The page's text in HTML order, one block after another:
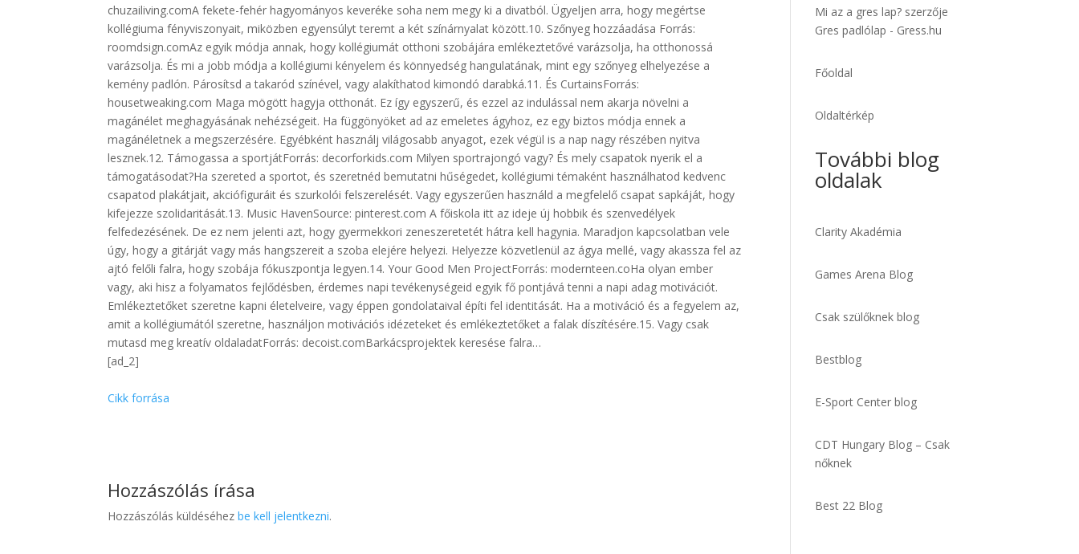
chuzailiving.comA fekete-fehér hagyományos keveréke soha nem megy ki a divatból. Ügyeljen arra, hogy megértse
kollégiuma fényviszonyait, miközben egyensúlyt teremt a két színárnyalat között.10. Szőnyeg hozzáadása Forrás:
roomdsign.comAz egyik módja annak, hogy kollégiumát otthoni szobájára emlékeztetővé varázsolja, ha otthonossá
varázsolja. És mi a jobb módja a kollégiumi kényelem és könnyedség hangulatának, mint egy szőnyeg elhelyezése a
kemény padlón. Párosítsd a takaród színével, vagy alakíthatod kimondó darabká.11. És CurtainsForrás:
housetweaking.com Maga mögött hagyja otthonát. Ez így egyszerű, és ezzel az indulással nem akarja növelni a
magánélet meghagyásának nehézségeit. Ha függönyöket ad az emeletes ágyhoz, ez egy biztos módja ennek a
magánéletnek a megszerzésére. Egyébként használj világosabb anyagot, ezek végül is a nap nagy részében nyitva
lesznek.12. Támogassa a sportjátForrás: decorforkids.com Milyen sportrajongó vagy? És mely csapatok nyerik el a
támogatásodat?Ha szereted a sportot, és szeretnéd bemutatni hűségedet, kollégiumi témaként használhatod kedvenc
csapatod plakátjait, akciófiguráit és szurkolói felszerelését. Vagy egyszerűen használd a megfelelő csapat sapkáját, hogy
kifejezze szolidaritását.13. Music HavenSource: pinterest.com A főiskola itt az ideje új hobbik és szenvedélyek
felfedezésének. De ez nem jelenti azt, hogy gyermekkori zeneszeretetét hátra kell hagynia. Maradjon kapcsolatban vele
úgy, hogy a gitárját vagy más hangszereit a szoba elejére helyezi. Helyezze közvetlenül az ágya mellé, vagy akassza fel az
ajtó felőli falra, hogy szobája fókuszpontja legyen.14. Your Good Men ProjectForrás: modernteen.coHa olyan ember
vagy, aki hisz a folyamatos fejlődésben, érdemes napi tevékenységeid egyik fő pontjává tenni a napi adag motivációt.
Emlékeztetőket szeretne kapni életelveire, vagy éppen gondolataival építi fel identitását. Ha a motiváció és a fegyelem az,
amit a kollégiumától szeretne, használjon motivációs idézeteket és emlékeztetőket a falak díszítésére.15. Vagy csak
mutasd meg kreatív oldaladatForrás: decoist.comBarkácsprojektek keresése falra…
[ad_2]
Cikk forrása
Hozzászólás írása
Hozzászólás küldéséhezbe kell jelentkezni.
Mi az a gres lap? szerzője
Gres padlólap - Gress.hu
Főoldal
Oldaltérkép
További blog
oldalak
Clarity Akadémia
Games Arena Blog
Csak szülőknek blog
Bestblog
E-Sport Center blog
CDT Hungary Blog – Csak
nőknek
Best 22 Blog